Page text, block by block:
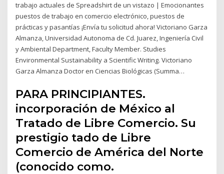
trabajo actuales de Spreadshirt de un vistazo | Emocionantes
puestos de trabajo en comercio electrónico, puestos de
prácticas y pasantías ¡Envía tu solicitud ahora! Victoriano Garza
Almanza, Universidad Autonoma de Cd. Juarez, Ingeniería Civil
y Ambiental Department, Faculty Member. Studies
Environmental Sustainability a Scientific Writing. Victoriano
Garza Almanza Doctor en Ciencias Biológicas (Summa…
PARA PRINCIPIANTES.
incorporación de México al
Tratado de Libre Comercio. Su
prestigio tado de Libre
Comercio de América del Norte
(conocido como.